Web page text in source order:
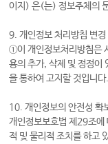
이지) 은(는) 정보주체의
9. 개인정보 처리방침 변경
①이 개인정보처리방침은
용의 추가, 삭제 및 정정이
을 통하여 고지할 것입니다.
10. 개인정보의 안전성 확
개인정보보호법 제29조에
적 및 물리적 조치를 하고